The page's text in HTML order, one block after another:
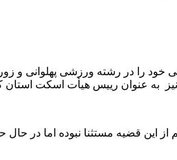
را در رشته ورزشی پهلوانی و
این قضیه مستثنا نبوده اما در